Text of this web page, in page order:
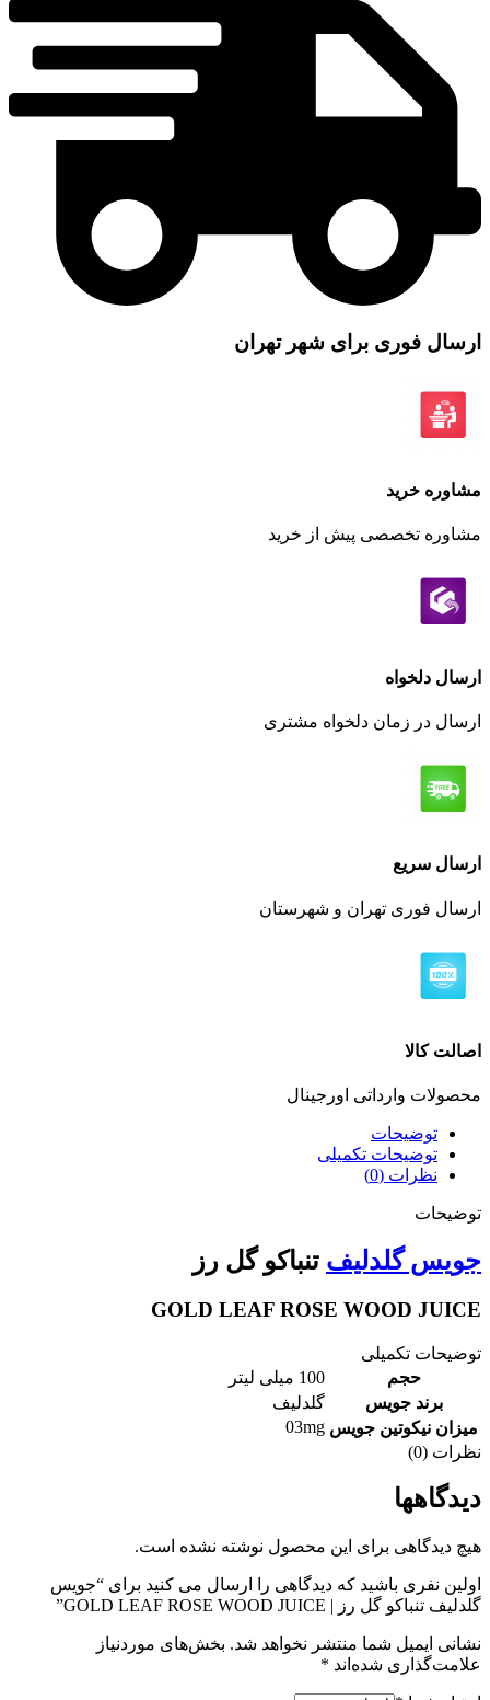
ارسال فوری برای شهر تهران
مشاوره خرید
مشاوره تخصصی پیش از خرید
ارسال دلخواه
ارسال در زمان دلخواه مشتری
ارسال سریع
ارسال فوری تهران و شهرستان
اصالت کالا
محصولات وارداتی اورجینال
توضیحات
توضیحات تکمیلی
نظرات (0)
توضیحات
جویس گلدلیف تنباکو گل رز
GOLD LEAF ROSE WOOD JUICE
توضیحات تکمیلی
حجم
100 میلی لیتر
برند جویس
گلدلیف
میزان نیکوتین جویس 03mg
نظرات (0)
دیدگاهها
هیچ دیدگاهی برای این محصول نوشته نشده است.
اولین نفری باشید که دیدگاهی را ارسال می کنید برای “جویس
گلدلیف تنباکو گل رز | GOLD LEAF ROSE WOOD JUICE”
نشانی ایمیل شما منتشر نخواهد شد. بخش‌های موردنیاز
علامت‌گذاری شده‌اند *